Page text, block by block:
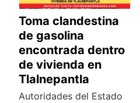
Toma clandestina
de gasolina
encontrada dentro
de vivienda en
Tlalnepantla
Autoridades del Estado